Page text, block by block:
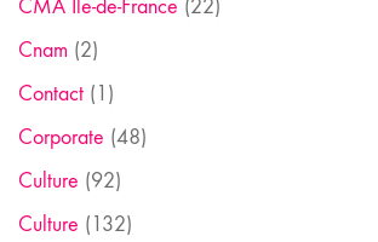
CMA Ile-de-France (22)
Cnam (2)
Contact (1)
Corporate (48)
Culture (92)
Culture (132)